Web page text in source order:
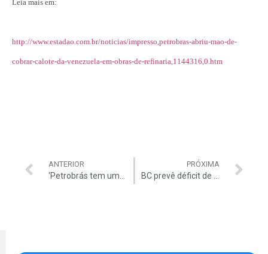
Leia mais em:
http://www.estadao.com.br/noticias/impresso,petrobras-abriu-mao-de-
cobrar-calote-da-venezuela-em-obras-de-refinaria,1144316,0.htm
ANTERIOR
‘Petrobrás tem uma gestão temerária’
PRÓXIMA
BC prevê déficit de R$ 80 bi em conta corrente